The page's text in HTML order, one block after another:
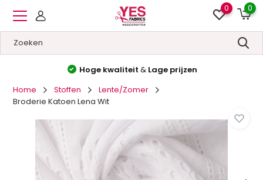
0 0
Hoge kwaliteit & Lage prijzen
Home
Stoffen
Lente/Zomer
Broderie Katoen Lena Wit